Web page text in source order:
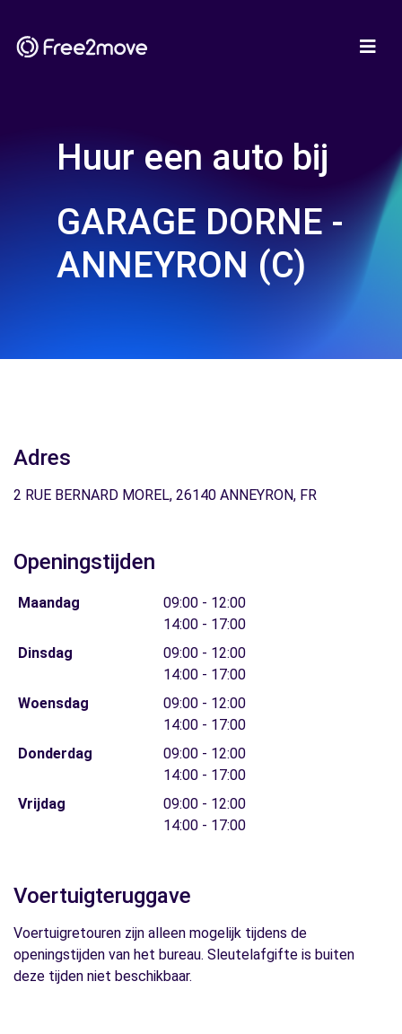
Huur een auto bij
GARAGE DORNE -
ANNEYRON (C)
Adres
2 RUE BERNARD MOREL, 26140 ANNEYRON, FR
Openingstijden
Maandag
09:00 - 12:00
14:00 - 17:00
Dinsdag
09:00 - 12:00
14:00 - 17:00
Woensdag
09:00 - 12:00
14:00 - 17:00
Donderdag
09:00 - 12:00
14:00 - 17:00
Vrijdag
09:00 - 12:00
14:00 - 17:00
Voertuigteruggave
Voertuigretouren zijn alleen mogelijk tijdens de
openingstijden van het bureau. Sleutelafgifte is buiten
deze tijden niet beschikbaar.